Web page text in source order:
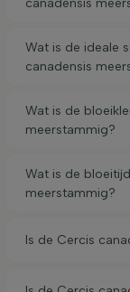
Wat is de ideale
canadensis
Wat is de
meerstammig?
Wat is de
meerstammig?
Is de Cercis